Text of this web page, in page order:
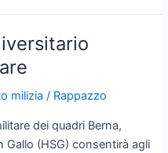
milizia / Rappazzo
dei quadri Berna,
Gallo (HSG) consentirà agli